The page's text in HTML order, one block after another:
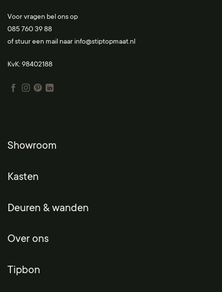
Voor vragen bel ons op
085 760 39 88
of stuur een mail naar info@stiptopmaat.nl
KvK: 98402188
Showroom
Kasten
Deuren & wanden
Over ons
Tipbon